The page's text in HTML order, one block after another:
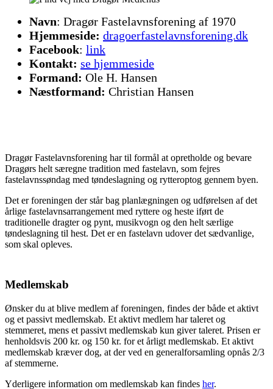
Navn: Dragør Fastelavnsforening af 1970
Hjemmeside: dragoerfastelavnsforening.dk
Facebook: link
Kontakt: se hjemmeside
Formand: Ole H. Hansen
Næstformand: Christian Hansen
Dragør Fastelavnsforening har til formål at opretholde og bevare
Dragørs helt særegne tradition med fastelavn, som fejres
fastelavnssøndag med tøndeslagning og rytteroptog gennem byen.
Det er foreningen der står bag planlægningen og udførelsen af det
årlige fastelavnsarrangement med ryttere og heste iført de
traditionelle dragter og pynt, musikvogn og den helt særlige
tøndeslagning til hest. Det er en fastelavn udover det sædvanlige,
som skal opleves.
Medlemskab
Ønsker du at blive medlem af foreningen, findes der både et aktivt
og et passivt medlemskab. Et aktivt medlem har taleret og
stemmeret, mens et passivt medlemskab kun giver taleret. Prisen er
henholdsvis 200 kr. og 150 kr. for et årligt medlemskab. Et aktivt
medlemskab kræver dog, at der ved en generalforsamling opnås 2/3
af stemmerne.
Yderligere information om medlemskab kan findes her.